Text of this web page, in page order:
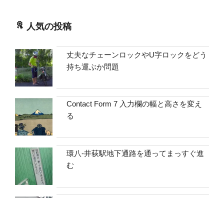
人気の投稿
丈夫なチェーンロックやU字ロックをどう
持ち運ぶか問題
Contact Form 7 入力欄の幅と高さを変え
る
環八-井荻駅地下通路を通ってまっすぐ進
む